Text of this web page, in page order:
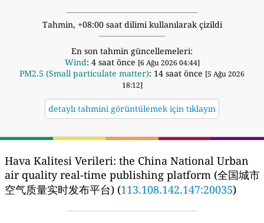
Tahmin, +08:00 saat dilimi kullanılarak çizildi
En son tahmin güncellemeleri:
Wind: 4 saat önce [6 Ağu 2026 04:44]
PM2.5 (Small particulate matter): 14 saat önce [5 Ağu 2026
18:12]
detaylı tahmini görüntülemek için tıklayın
Hava Kalitesi Verileri: the China National Urban
air quality real-time publishing platform (全国城市
空气质量实时发布平台) (113.108.142.147:20035)